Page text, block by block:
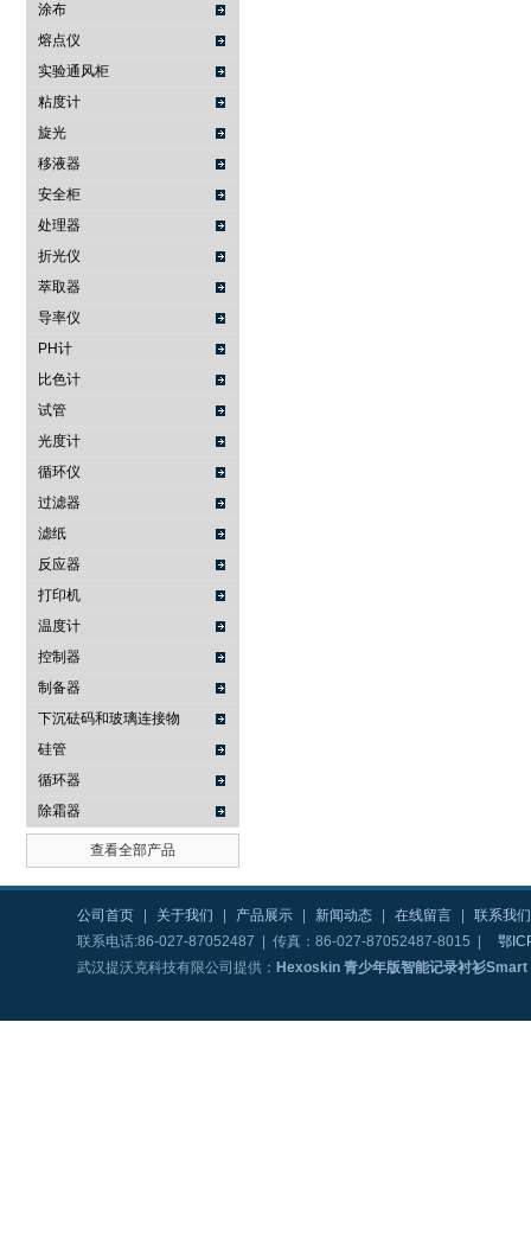
涂布
熔点仪
实验通风柜
粘度计
旋光
移液器
安全柜
处理器
折光仪
萃取器
导率仪
PH计
比色计
试管
光度计
循环仪
过滤器
滤纸
反应器
打印机
温度计
控制器
制备器
下沉砝码和玻璃连接物
硅管
循环器
除霜器
查看全部产品
公司首页 关于我们 产品展示 新闻动态 在线留言
联系我们
联系电话:86-027-87052487 | 传真：86-027-87052487-8015 |
鄂
武汉提沃克科技有限公司提供： Hexoskin 青少年版智能记录衬衫